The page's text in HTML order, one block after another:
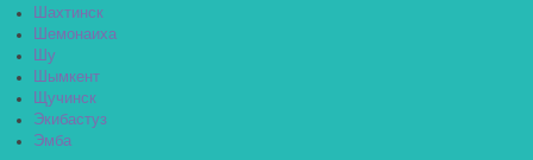
Шахтинск
Шемонаиха
Шу
Шымкент
Щучинск
Экибастуз
Эмба